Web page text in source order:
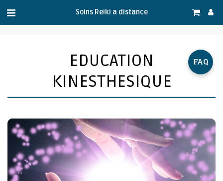
FAQ
Soins Reiki a distance
EDUCATION
KINESTHESIQUE